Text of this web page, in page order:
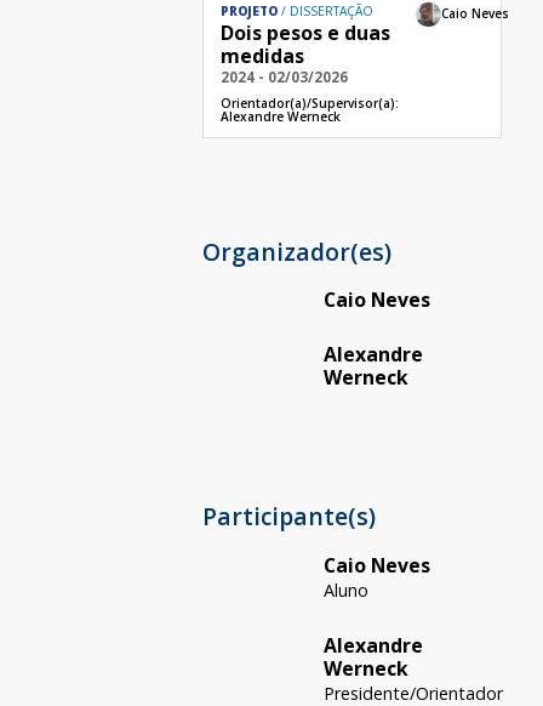
PROJETO DISSERTAÇÃO
Dois pesos e duas
medidas
2024 - 02/03/2026
Orientador(a)/Supervisor(a):
Alexandre Werneck
Caio Neves
Organizador(es)
Caio Neves
Alexandre
Werneck
Participante(s)
Caio Neves
Aluno
Alexandre
Werneck
Presidente/Orientador